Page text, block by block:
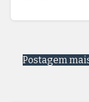
Postagem